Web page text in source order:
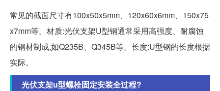
常见的截面尺寸有100x50x5mm、120x60x6mm、150x75
x7mm等。材质:光伏支架U型钢通常采用高强度、耐腐蚀
的钢材制成,如Q235B、Q345B等。长度:U型钢的长度根据
实际。
光伏支架u型螺栓固定安装全过程?